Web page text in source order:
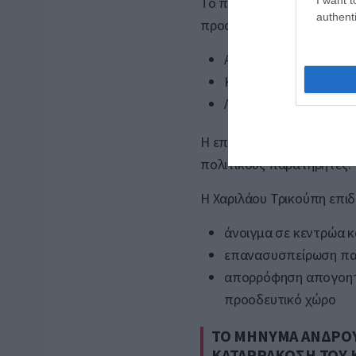
προσχωρήσεις πρώην
Αγγελική Αδαμοπούλου
Κυριάκος Χαρακίδης
Λεονάρδος
Η επιλογή των
πολιτικούς παρατηρητές.
Η Χαριλάου Τρικούπη
άνοιγμα σε κεντρώα
επανασυσπείρωση
απορρόφηση
προοδευτικό χώρο
ΤΟ ΜΗΝΥΜΑ